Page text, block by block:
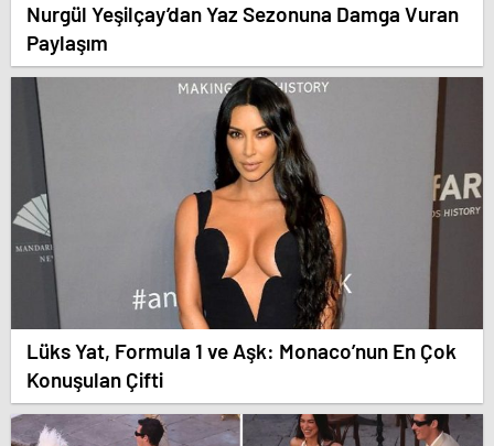
Nurgül Yeşilçay’dan Yaz Sezonuna Damga Vuran
Paylaşım
Lüks Yat, Formula 1 ve Aşk: Monaco’nun En Çok
Konuşulan Çifti